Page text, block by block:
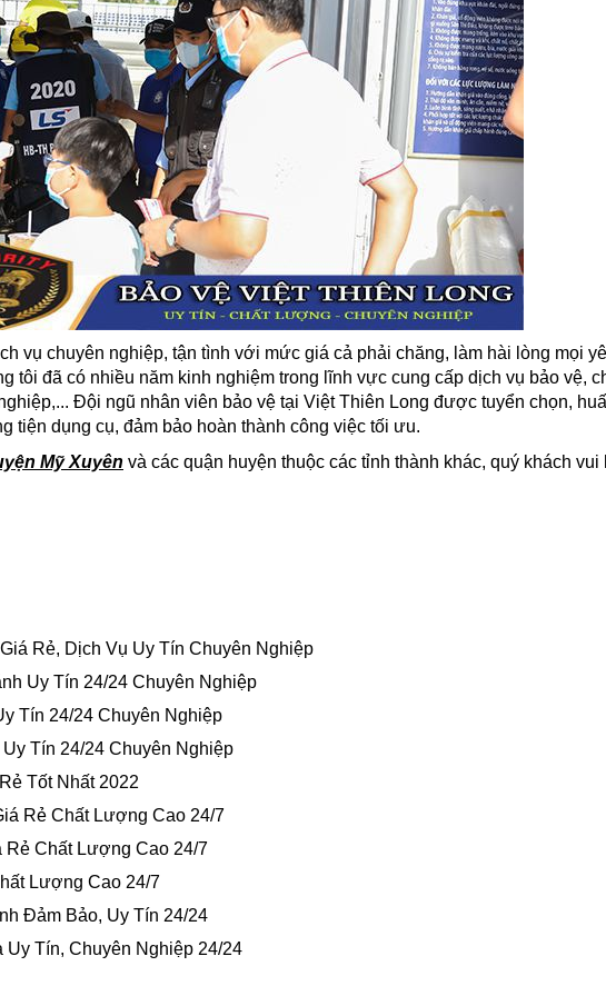
vụ chuyên nghiệp, tận tình với mức giá cả phải chăng, làm hài lòng mọi
tôi đã có nhiều năm kinh nghiệm trong lĩnh vực cung cấp dịch vụ bảo vệ,
Đội ngũ nhân viên bảo vệ tại Việt Thiên Long được tuyển chọn,
tiện dụng cụ, đảm bảo hoàn thành công việc tối ưu.
Mỹ Xuyên và các quận huyện thuộc các tỉnh thành khác, quý khách vui
Rẻ, Dịch Vụ Uy Tín Chuyên Nghiệp
Uy Tín 24/24 Chuyên Nghiệp
Tín 24/24 Chuyên Nghiệp
Tín 24/24 Chuyên Nghiệp
Tốt Nhất 2022
Rẻ Chất Lượng Cao 24/7
Rẻ Chất Lượng Cao 24/7
Lượng Cao 24/7
Đảm Bảo, Uy Tín 24/24
Tín, Chuyên Nghiệp 24/24